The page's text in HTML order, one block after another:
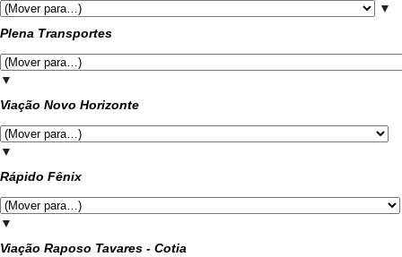
▼
Plena Transportes
▼
Viação Novo Horizonte
▼
Rápido Fênix
▼
Viação Raposo Tavares - Cotia